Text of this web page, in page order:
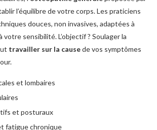
l’équilibre de votre corps. Les praticiens
douces, non invasives, adaptées à
sensibilité. L’objectif ? Soulager la
travailler sur la causede vos symptômes
et lombaires
et posturaux
fatigue chronique